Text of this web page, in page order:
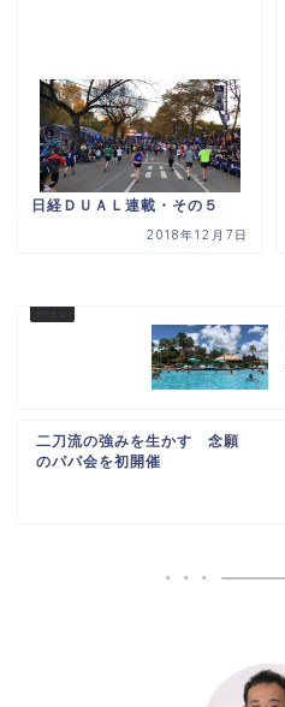
日経ＤＵＡＬ連載・その５
2018年12月7日
二刀流の強みを生かす 念願
のパパ会を初開催